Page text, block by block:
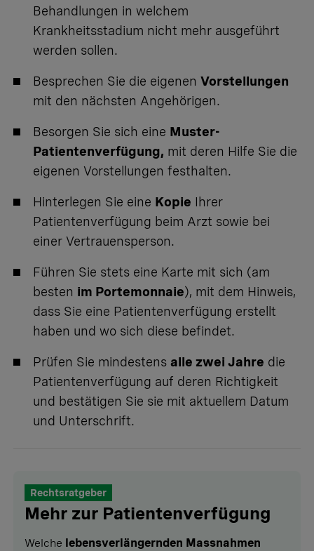
Behandlungen in welchem
Krankheitsstadium nicht mehr ausgeführt
werden sollen.
Besprechen Sie die eigenen Vorstellungen
mit den nächsten Angehörigen.
Besorgen Sie sich eine Muster-
Patientenverfügung, mit deren Hilfe Sie die
eigenen Vorstellungen festhalten.
Hinterlegen Sie eine Kopie Ihrer
Patientenverfügung beim Arzt sowie bei
einer Vertrauensperson.
Führen Sie stets eine Karte mit sich (am
besten im Portemonnaie), mit dem Hinweis,
dass Sie eine Patientenverfügung erstellt
haben und wo sich diese befindet.
Prüfen Sie mindestens alle zwei Jahre die
Patientenverfügung auf deren Richtigkeit
und bestätigen Sie sie mit aktuellem Datum
und Unterschrift.
Rechtsratgeber
Mehr zur Patientenverfügung
Welche lebensverlängernden Massnahmen